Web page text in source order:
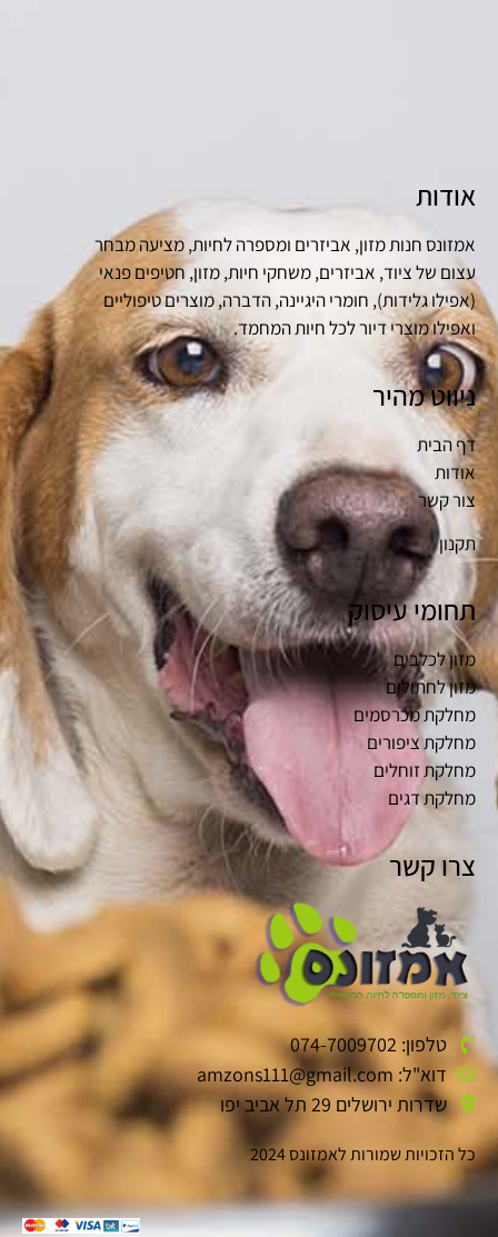
אודות
אמזונס חנות מזון, אביזרים ומספרה לחיות, מציעה מבחר
עצום של ציוד, אביזרים, משחקי חיות, מזון, חטיפים פנאי
(אפילו גלידות), חומרי היגיינה, הדברה, מוצרים טיפוליים
ואפילו מוצרי דיור לכל חיות המחמד.
ניווט מהיר
דף הבית
אודות
צור קשר
תקנון
תחומי עיסוק
מזון לכלבים
מזון לחתולים
מחלקת מכרסמים
מחלקת ציפורים
מחלקת זוחלים
מחלקת דגים
צרו קשר
טלפון: 074-7009702
דוא"ל: amzons111@gmail.com
שדרות ירושלים 29 תל אביב יפו
כל הזכויות שמורות לאמזונס 2024